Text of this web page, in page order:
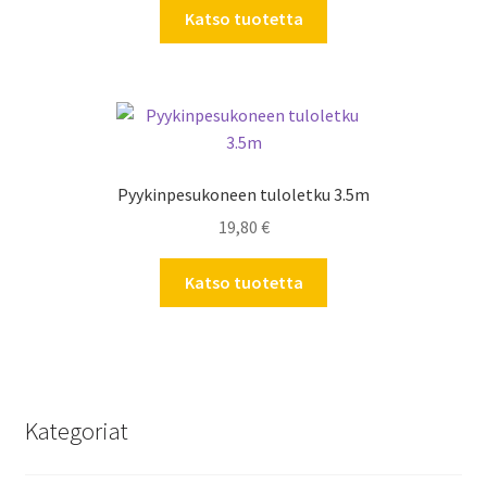
Katso tuotetta
Pyykinpesukoneen tuloletku 3.5m
19,80 €
Katso tuotetta
Kategoriat